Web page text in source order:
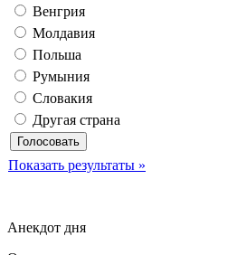
Венгрия
Молдавия
Польша
Румыния
Словакия
Другая страна
Показать результаты »
Анекдот дня